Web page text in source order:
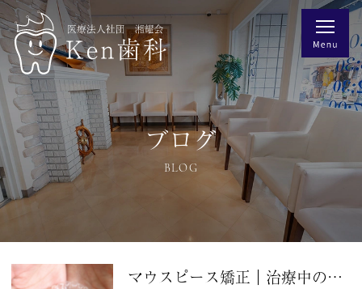
ブログ
BLOG
マウスピース矯正｜治療中の痛みについて